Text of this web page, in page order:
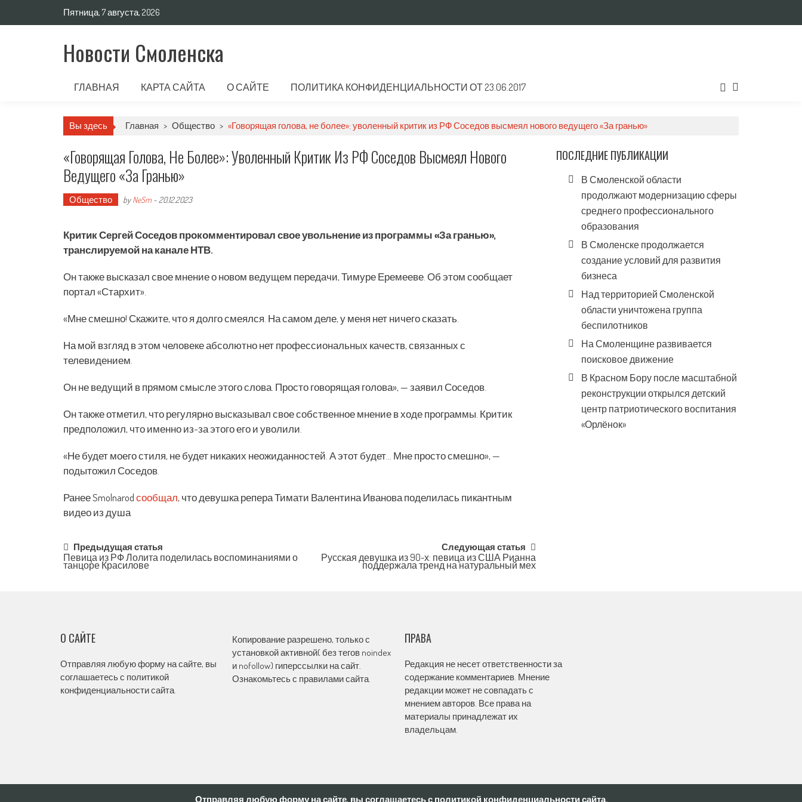
Пятница, 7 августа, 2026
Новости Смоленска
ГЛАВНАЯ КАРТА САЙТА О САЙТЕ ПОЛИТИКА КОНФИДЕНЦИАЛЬНОСТИ ОТ 23.06.2017
Вы здесь Главная > Общество > «Говорящая голова, не более»: уволенный критик из РФ Соседов высмеял нового ведущего «За гранью»
«Говорящая Голова, Не Более»: Уволенный Критик Из РФ Соседов Высмеял Нового
Ведущего «За Гранью»
Общество byNeSm - 20.12.2023
Критик Сергей Соседов прокомментировал свое увольнение из программы «За гранью»,
транслируемой на канале НТВ.
Он также высказал свое мнение о новом ведущем передачи, Тимуре Еремееве. Об этом сообщает
портал «Стархит».
«Мне смешно! Скажите, что я долго смеялся. На самом деле, у меня нет ничего сказать.
На мой взгляд в этом человеке абсолютно нет профессиональных качеств, связанных с
телевидением.
Он не ведущий в прямом смысле этого слова. Просто говорящая голова», — заявил Соседов.
Он также отметил, что регулярно высказывал свое собственное мнение в ходе программы. Критик
предположил, что именно из-за этого его и уволили.
«Не будет моего стиля, не будет никаких неожиданностей. А этот будет… Мне просто смешно», —
подытожил Соседов.
Ранее Smolnarodсообщал, что девушка репера Тимати Валентина Иванова поделилась пикантным
видео из душа
Post
navigation
Предыдущая статья
Певица из РФ Лолита поделилась воспоминаниями о
танцоре Красилове
Следующая статья
Русская девушка из 90-х: певица из США Рианна
поддержала тренд на натуральный мех
ПОСЛЕДНИЕ ПУБЛИКАЦИИ
В Смоленской области
продолжают модернизацию сферы
среднего профессионального
образования
В Смоленске продолжается
создание условий для развития
бизнеса
Над территорией Смоленской
области уничтожена группа
беспилотников
На Смоленщине развивается
поисковое движение
В Красном Бору после масштабной
реконструкции открылся детский
центр патриотического воспитания
«Орлёнок»
О САЙТЕ
Отправляя любую форму на сайте, вы
соглашаетесь с политикой
конфиденциальности сайта.
Копирование разрешено, только с
установкой активной( без тегов noindex
и nofollow) гиперссылки на сайт.
Ознакомьтесь с правилами сайта.
ПРАВА
Редакция не несет ответственности за
содержание комментариев. Мнение
редакции может не совпадать с
мнением авторов. Все права на
материалы принадлежат их
владельцам.
Отправляя любую форму на сайте, вы соглашаетесь с политикой конфиденциальности сайта.